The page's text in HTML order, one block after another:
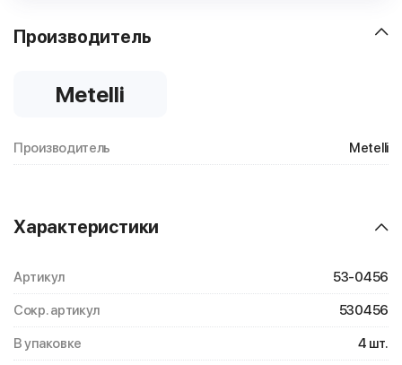
Производитель
Metelli
Производитель Metelli
Характеристики
Артикул 53-0456
Сокр. артикул 530456
В упаковке 4 шт.